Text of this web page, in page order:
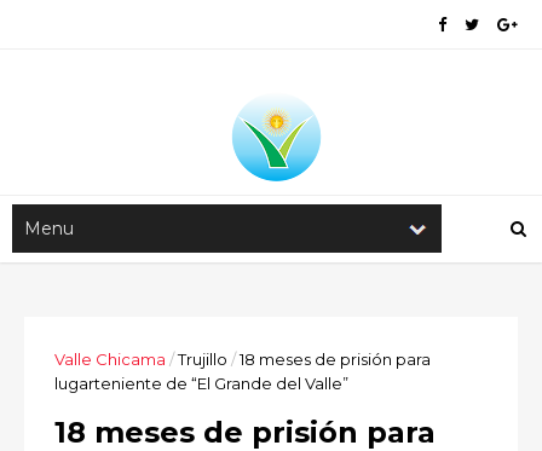
Valle Chicama /Trujillo /18 meses de prisión para
lugarteniente de “El Grande del Valle”
18 meses de prisión para